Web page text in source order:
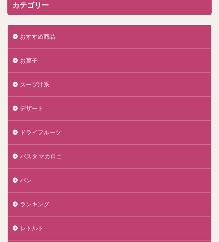
カテゴリー
おすすめ商品
お菓子
スープ汁系
デザート
ドライフルーツ
パスタ マカロニ
パン
ランキング
レトルト